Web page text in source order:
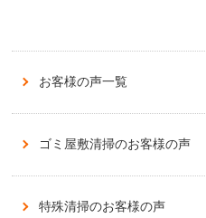
お客様の声一覧
ゴミ屋敷清掃のお客様の声
特殊清掃のお客様の声